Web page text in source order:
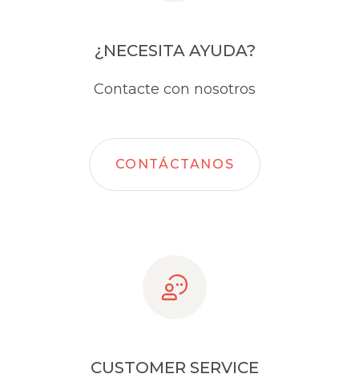
¿NECESITA AYUDA?
Contacte con nosotros
CONTÁCTANOS
CUSTOMER SERVICE